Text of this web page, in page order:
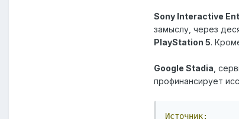
Sony Interactive
замыслу, через
PlayStation 5.
Google Stadia ,
профинансирует
Источник: